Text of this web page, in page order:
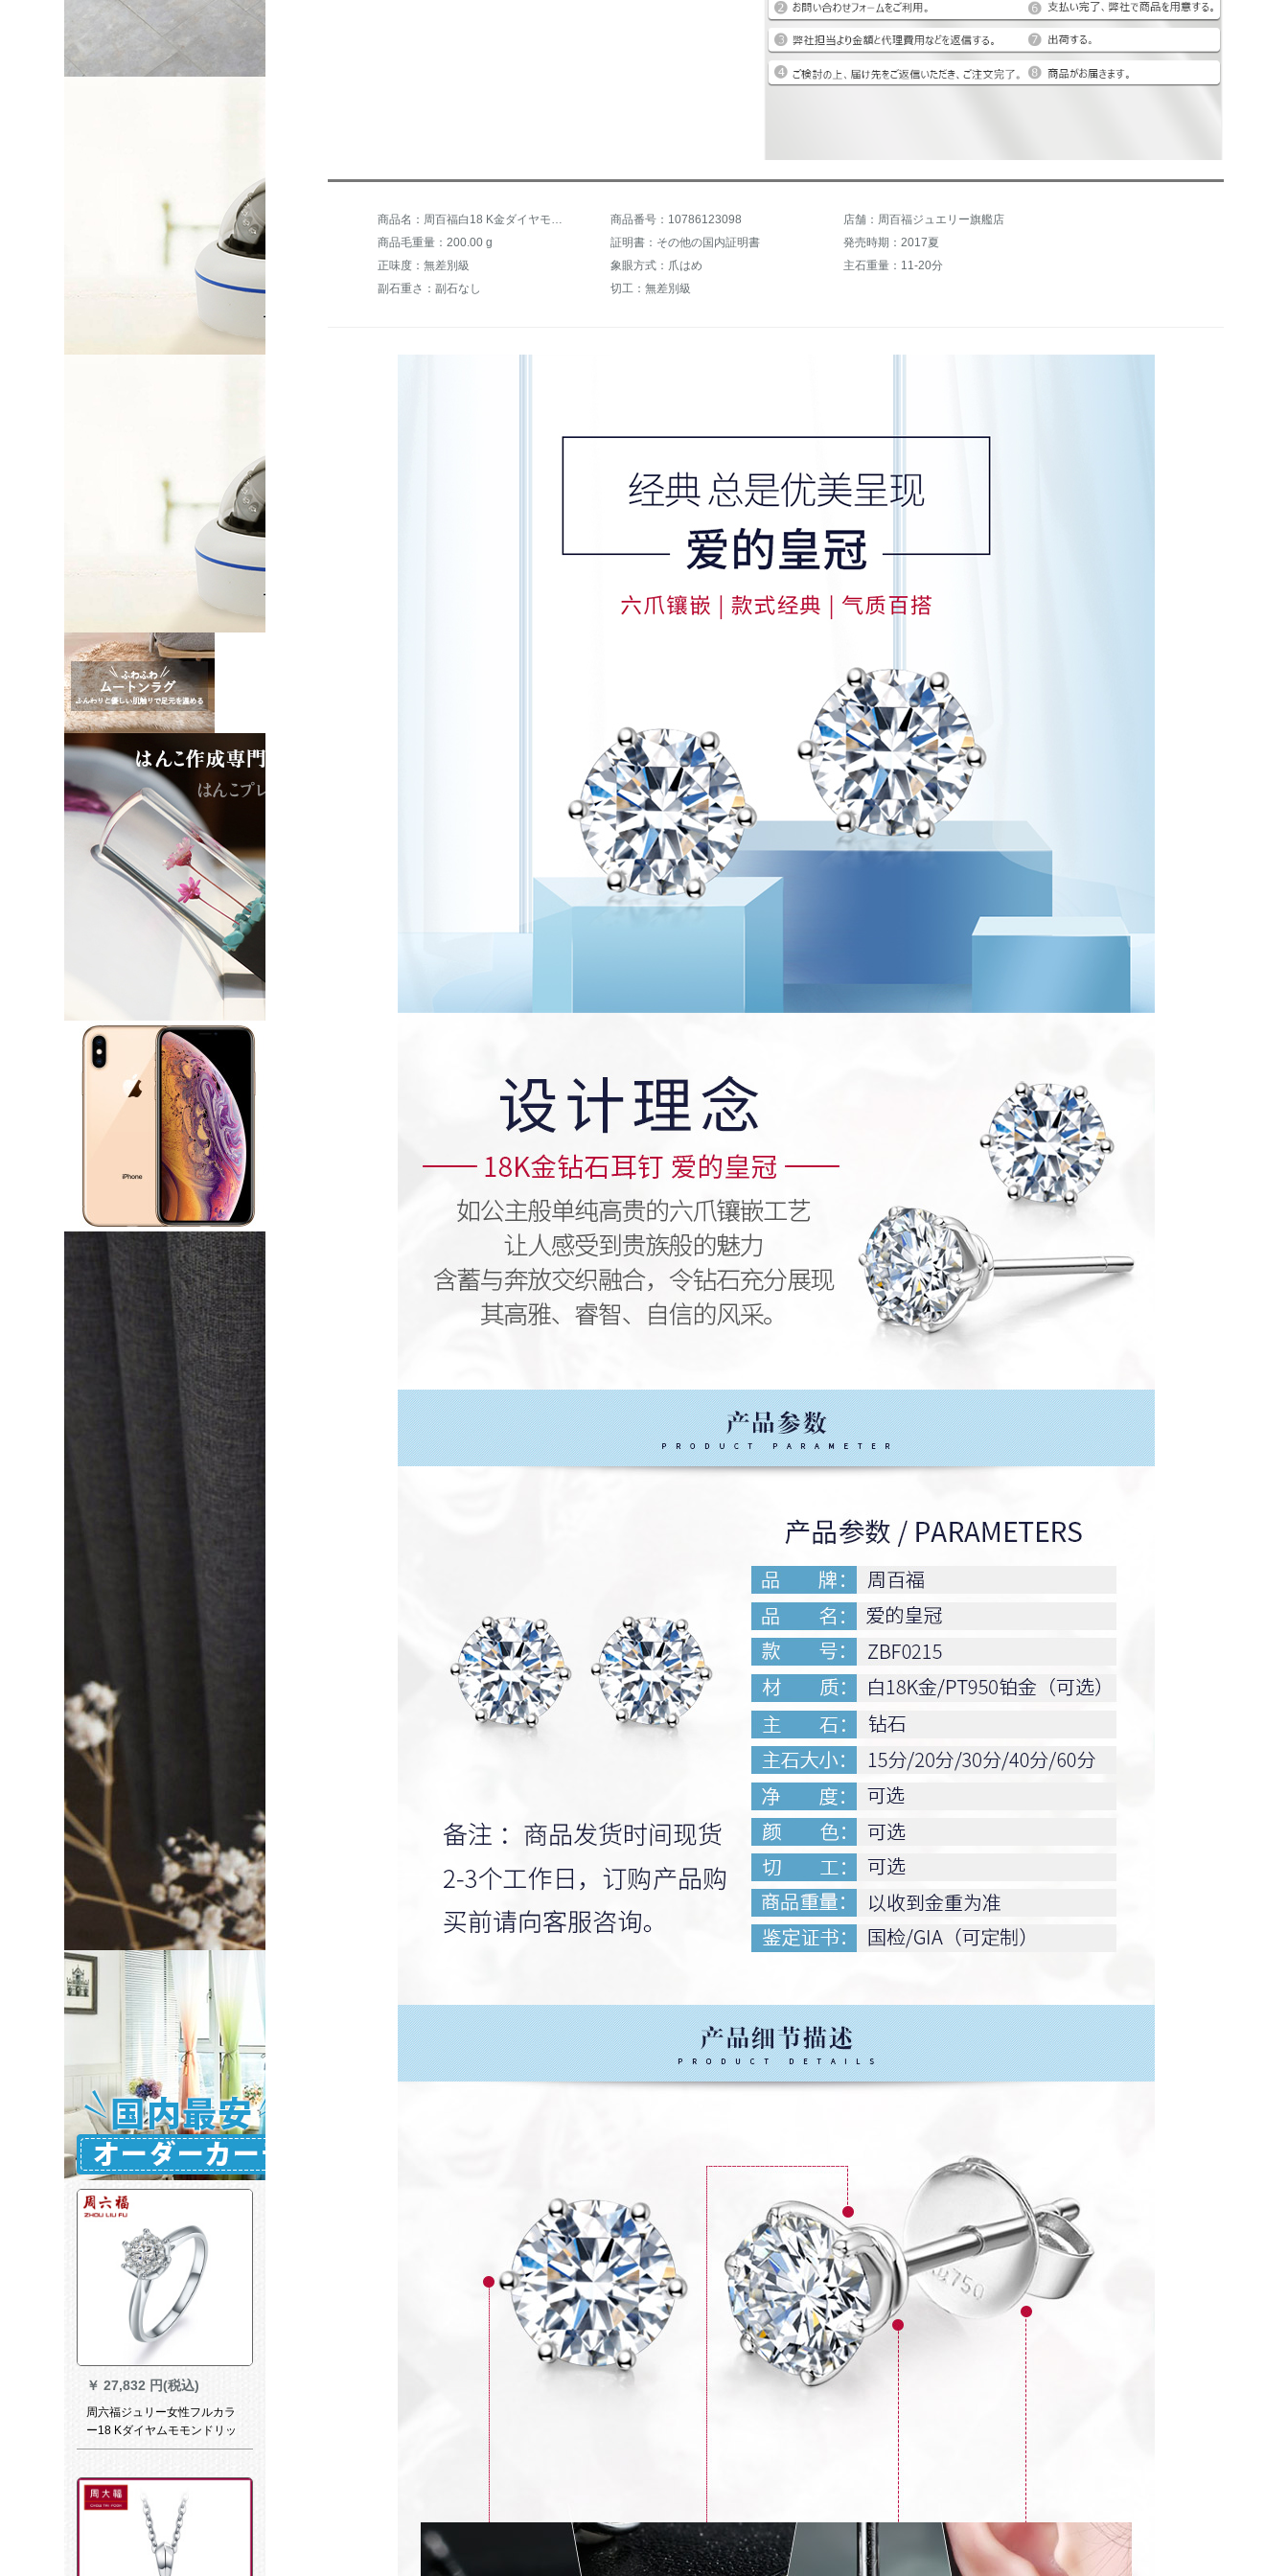
￥ 27,832 円(税込)
周六福ジュリー女性フルカラ
ー18 Kダイヤムモモンドリッ
プポス告白ダイヤモモモモモ
モモモモモモモモモモモモモ
モモモモモモンク022082 10
商品名：周百福白18 K金ダイヤモンドピアス女性プラチナ6爪ピアスダイヤモンドピアスピアス男性結婚式女性に誕生日プレゼント/愛のクラウン18 K金40分/I-J色 商品番号：10786123098
店舗：周百福ジュエリー旗艦店
商品毛重量：200.00 g
証明書：その他の国内証明書
発売時期：2017夏
正味度：無差別級
象眼方式：爪はめ
主石重量：11-20分
副石重さ：副石なし
切工：無差別級